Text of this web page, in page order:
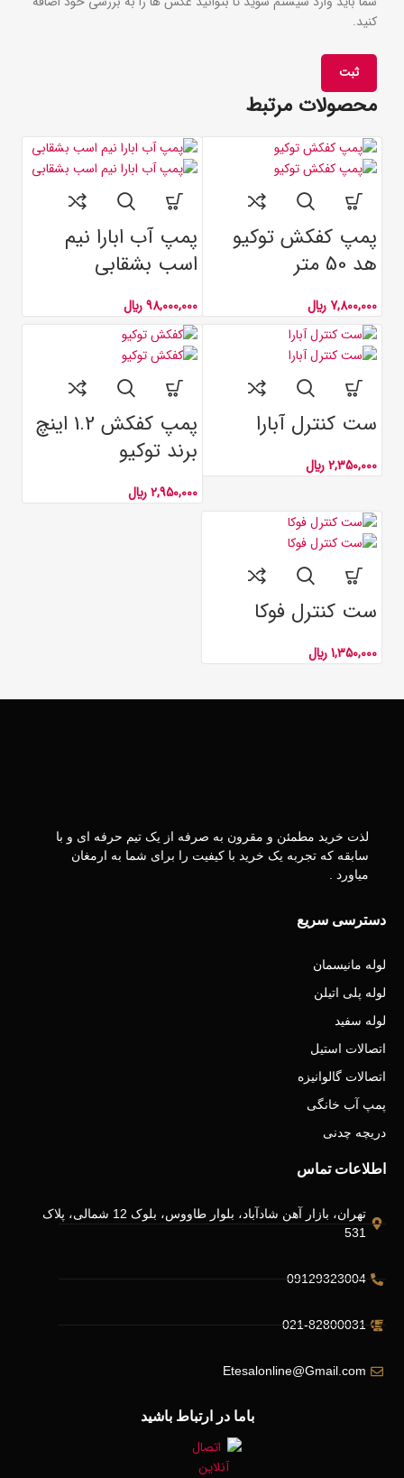
کنید.
محصولات مرتبط
پمپ کفکش توکیو
هد 50 متر
7,800,000 ﷼
پمپ آب ابارا نیم
اسب بشقابی
98,000,000﷼
ست کنترل آبارا
2,350,000﷼
پمپ کفکش 1.2 اینچ
برند توکیو
2,950,000﷼
ست کنترل فوکا
1,350,000﷼
لذت خرید مطمئن و مقرون به صرفه از یک تیم حرفه ای و با
سابقه که تجربه یک خرید با کیفیت را برای شما به ارمغان
میاورد .
دسترسی سریع
لوله مانیسمان
لوله پلی اتیلن
لوله سفید
اتصالات استیل
اتصالات گالوانیزه
پمپ آب خانگی
دریچه چدنی
اطلاعات تماس
تهران، بازار آهن شادآباد، بلوار طاووس، بلوک 12 شمالی، پلاک
531
09129323004
021-82800031
Etesalonline@Gmail.com
باما در ارتباط باشید